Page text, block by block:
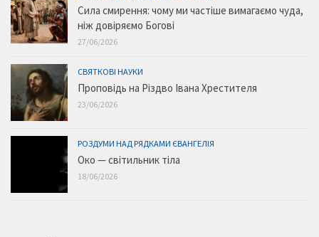
Сила смирення: чому ми частіше вимагаємо чуда,
ніж довіряємо Богові
27/06/2026
СВЯТКОВІ НАУКИ
Проповідь на Різдво Івана Хрестителя
23/06/2026
РОЗДУМИ НАД РЯДКАМИ ЄВАНГЕЛІЯ
Око — світильник тіла
18/06/2026